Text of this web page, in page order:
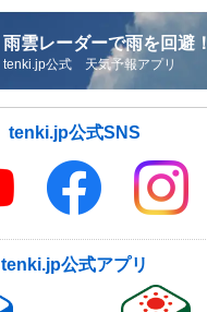
雨雲レーダーで雨を回避！
tenki.jp公式 天気予報アプリ
tenki.jp公式SNS
tenki.jp公式アプリ